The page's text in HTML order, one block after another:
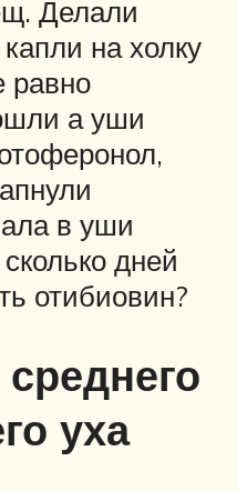
Делали
на холку
равно
а уши
в уши
дней
отибиовин?
уха